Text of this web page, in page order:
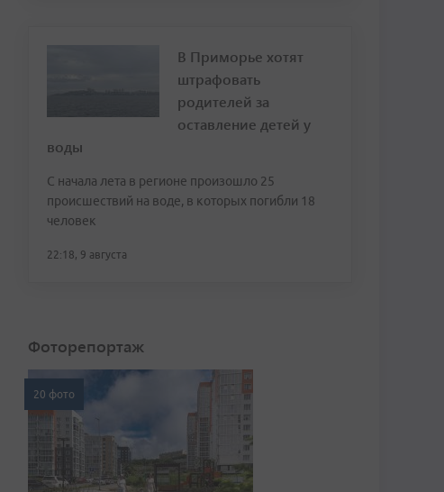
В Приморье хотят
штрафовать
родителей за
оставление детей у
воды
С начала лета в регионе произошло 25
происшествий на воде, в которых погибли 18
человек
22:18, 9 августа
Фоторепортаж
20 фото